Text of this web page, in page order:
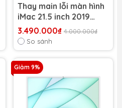
Thay main lỗi màn hình
iMac 21.5 inch 2019
A2116
3.490.000₫ 4.000.000₫
So sánh
Giảm 9%